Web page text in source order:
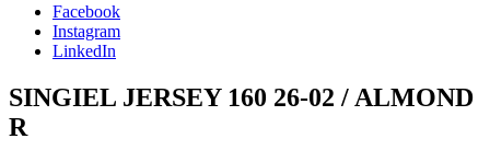
Facebook
Instagram
LinkedIn
SINGIEL JERSEY 160 26-02 / ALMOND
R